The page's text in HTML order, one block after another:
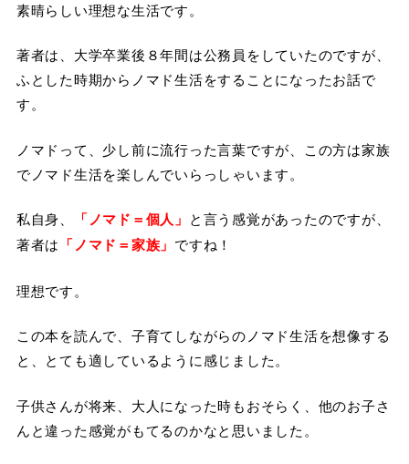
素晴らしい理想な生活です。
著者は、大学卒業後８年間は公務員をしていたのですが、
ふとした時期からノマド生活をすることになったお話で
す。
ノマドって、少し前に流行った言葉ですが、この方は家族
でノマド生活を楽しんでいらっしゃいます。
私自身、 「ノマド＝個人」 と言う感覚があったのですが、
著者は 「ノマド＝家族」 ですね！
理想です。
この本を読んで、子育てしながらのノマド生活を想像する
と、とても適しているように感じました。
子供さんが将来、大人になった時もおそらく、他のお子さ
んと違った感覚がもてるのかなと思いました。